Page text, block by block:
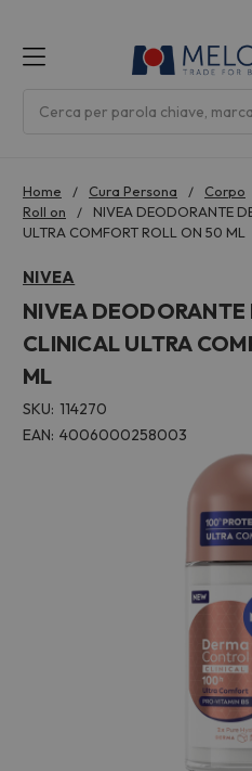
Home Cura Persona Corpo
Roll on
NIVEA DEODORANTE
ULTRA COMFORT ROLL ON 50 ML
NIVEA
NIVEA
CLINICAL ULTRA
ML
SKU: 114270
EAN: 4006000258003